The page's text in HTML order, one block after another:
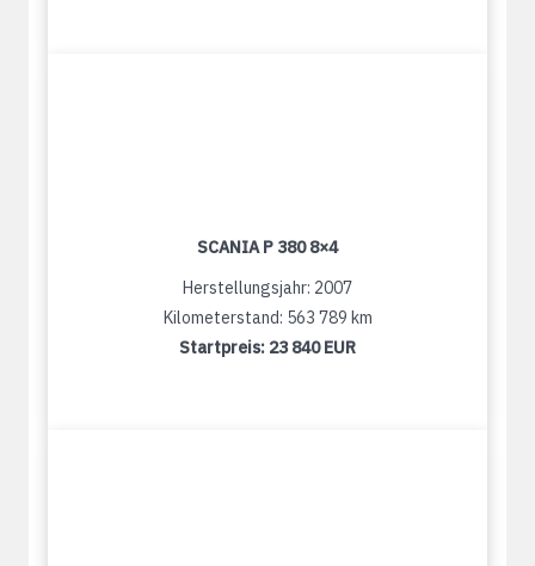
SCANIA P 380 8×4
Herstellungsjahr: 2007
Kilometerstand: 563 789 km
Startpreis: 23 840 EUR